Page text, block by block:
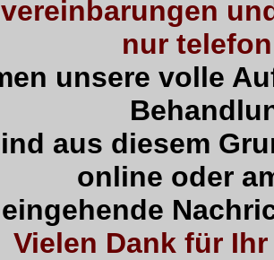
nur
unsere volle
aus diesem
online oder
Vielen Dank für